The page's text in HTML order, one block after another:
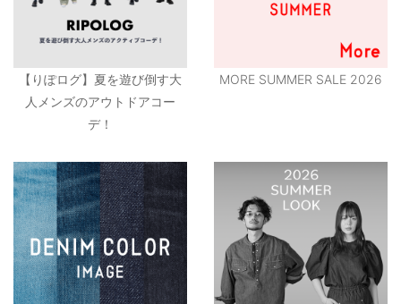
【りぽログ】夏を遊び倒す大
人メンズのアウトドアコー
デ！
MORE SUMMER SALE 2026